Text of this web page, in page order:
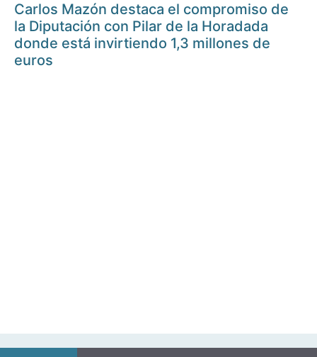
Carlos Mazón destaca el compromiso de
la Diputación con Pilar de la Horadada
donde está invirtiendo 1,3 millones de
euros